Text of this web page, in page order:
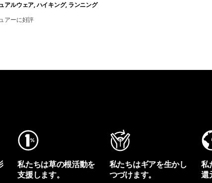
アルウェア, ハイキング, ランニング
アーに好評
私たちは草の根活動を
支援します。
私たちはギアを生かし
つづけます。
私
還